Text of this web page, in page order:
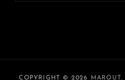
COPYRIGHT © 2026 MAROUT.